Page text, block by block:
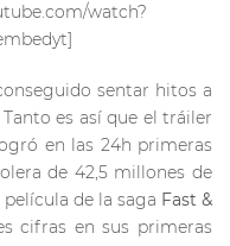
watch?
sentar hitos a
Tanto es así que el tráiler
en las 24h primeras
de 42,5 millones de
de la saga Fast &
cifras en sus primeras